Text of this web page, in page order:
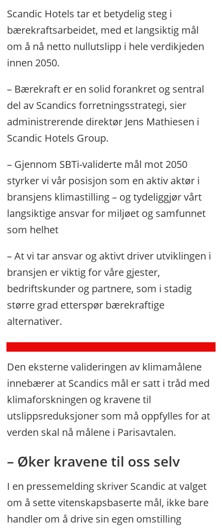
Scandic Hotels tar et betydelig steg i
bærekraftsarbeidet, med et langsiktig mål
om å nå netto nullutslipp i hele verdikjeden
innen 2050.
– Bærekraft er en solid forankret og sentral
del av Scandics forretningsstrategi, sier
administrerende direktør Jens Mathiesen i
Scandic Hotels Group.
– Gjennom SBTi-validerte mål mot 2050
styrker vi vår posisjon som en aktiv aktør i
bransjens klimastilling – og tydeliggjør vårt
langsiktige ansvar for miljøet og samfunnet
som helhet
– At vi tar ansvar og aktivt driver utviklingen i
bransjen er viktig for våre gjester,
bedriftskunder og partnere, som i stadig
større grad etterspør bærekraftige
alternativer.
Scandic
Norge
skrur
ned
forbruket
Den eksterne valideringen av klimamålene
innebærer at Scandics mål er satt i tråd med
klimaforskningen og kravene til
utslippsreduksjoner som må oppfylles for at
verden skal nå målene i Parisavtalen.
– Øker kravene til oss selv
I en pressemelding skriver Scandic at valget
om å sette vitenskapsbaserte mål, ikke bare
handler om å drive sin egen omstilling